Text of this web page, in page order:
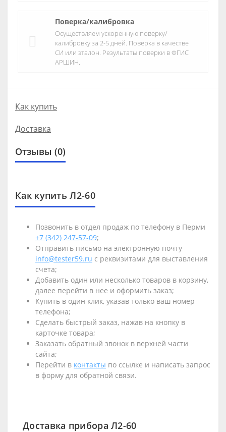
Поверка/калибровка
Осуществляем ускоренную поверку/
калибровку за 2-5 дней. Поверка в качестве
СИ или эталон. Результаты поверки в ФГИС
АРШИН.
Как купить
Доставка
Отзывы (0)
Как купить Л2-60
Позвонить в отдел продаж по телефону в Перми
+7 (342) 247-57-09;
Отправить письмо на электронную почту
info@tester59.ru с реквизитами для выставления
счета;
Добавить один или несколько товаров в корзину,
далее перейти в нее и оформить заказ;
Купить в один клик, указав только ваш номер
телефона;
Сделать быстрый заказ, нажав на кнопку в
карточке товара;
Заказать обратный звонок в верхней части
сайта;
Перейти в контакты по ссылке и написать запрос
в форму для обратной связи.
Доставка прибора Л2-60